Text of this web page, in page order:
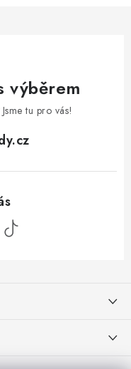
výběrem
tu pro vás!
zažívání